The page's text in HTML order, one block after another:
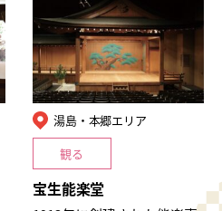
湯島・本郷エリア
観る
宝生能楽堂